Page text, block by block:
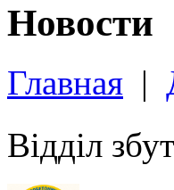
Новости
Главная |
Відділ